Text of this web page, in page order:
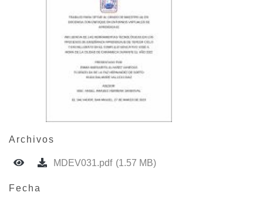
Archivos
MDEV031.pdf (1.57 MB)
Fecha